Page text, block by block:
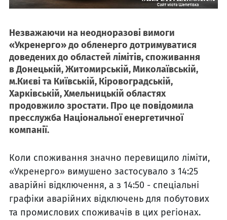
Незважаючи на неодноразові вимоги
«Укренерго» до обленерго дотримуватися
доведених до областей лімітів, споживання
в Донецькій, Житомирській, Миколаївській,
м.Києві та Київській, Кіровоградській,
Харківській, Хмельницькій областях
продовжило зростати. Про це повідомила
пресслужба Національної енергетичної
компанії.
Коли споживання значно перевищило ліміти,
«Укренерго» вимушено застосувало з 14:25
аварійні відключення, а з 14:50 - спеціальні
графіки аварійних відключень для побутових
та промислових споживачів в цих регіонах.